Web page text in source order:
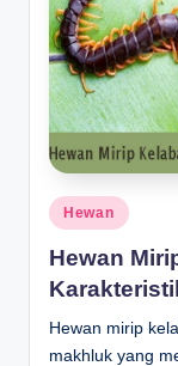
Posted
in
Hewan
Hewan
Hewan mirip
makhluk yang